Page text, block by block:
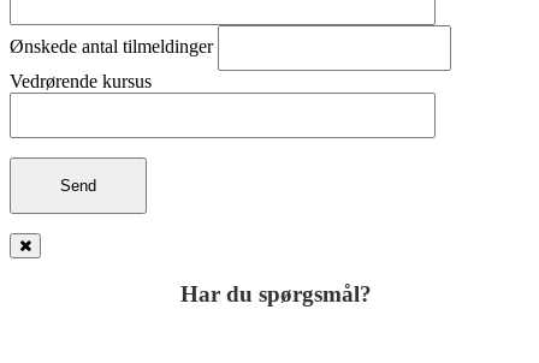
Ønskede antal tilmeldinger
Vedrørende kursus
Har du spørgsmål?